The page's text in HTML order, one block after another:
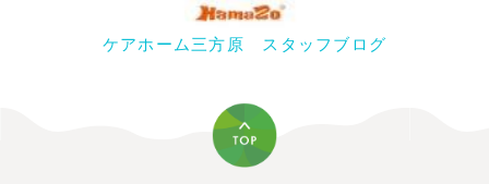
ケアホーム三方原 スタッフブログ